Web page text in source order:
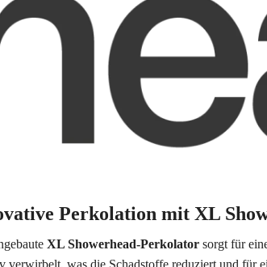
Perkolation mit XL
XL Showerhead-Perkolatorsorgt für